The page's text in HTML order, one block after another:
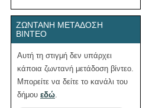
ΖΩΝΤΑΝΉ ΜΕΤΆΔΟΣΗ
ΒΊΝΤΕΟ
Αυτή τη στιγμή δεν υπάρχει
κάποια ζωντανή μετάδοση βίντεο.
Μπορείτε να δείτε το κανάλι του
δήμου εδώ